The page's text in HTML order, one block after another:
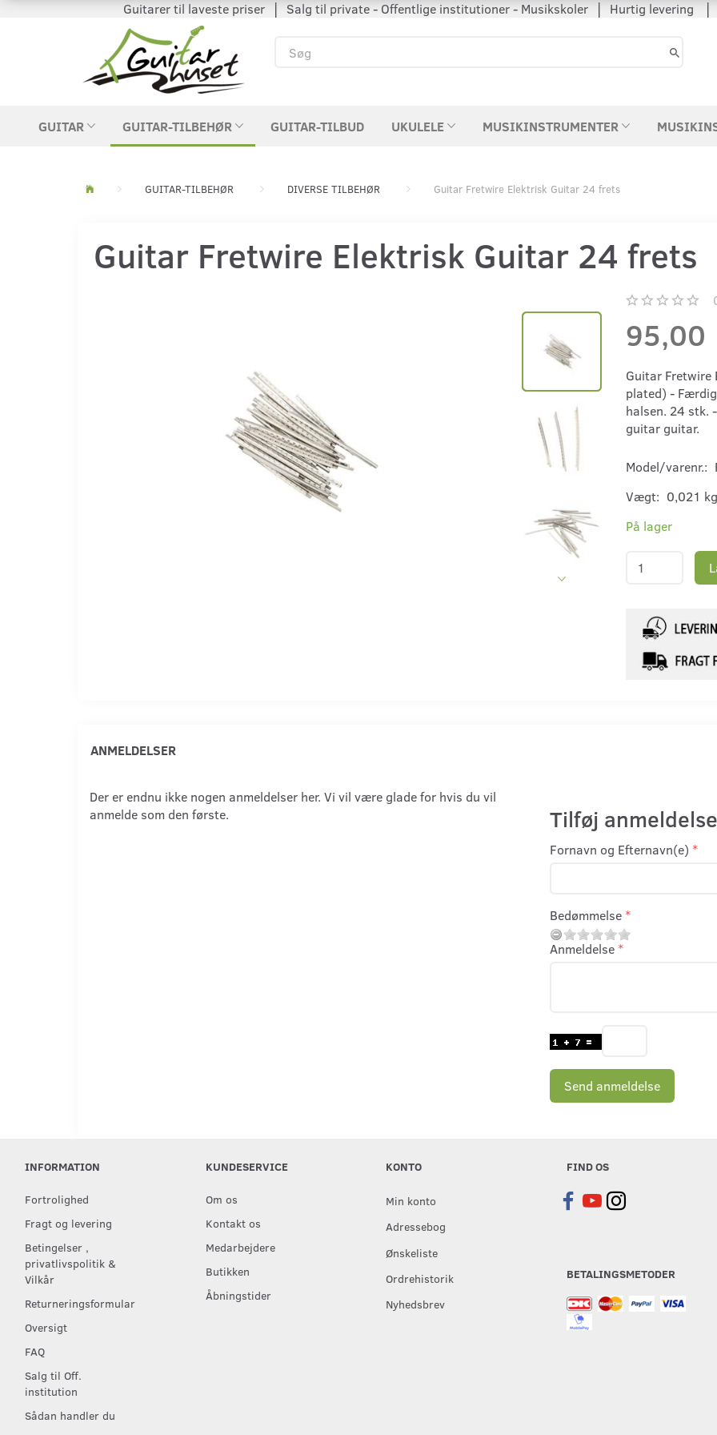
Guitarer til laveste priser │ Salg til private - Offentlige institutioner - Musikskoler │ Hurtig levering │
GUITAR GUITAR-TILBEHØR GUITAR-TILBUD UKULELE MUSIKINSTRUMENTER
GUITAR-TILBEHØR DIVERSE TILBEHØR Guitar Fretwire Elektrisk Guitar 24 frets
Guitar Fretwire Elektrisk Guitar 24 frets
95,00
Guitar Fretwire
plated) -
halsen. 24 stk.
guitar guitar.
Model/varenr.:
Vægt: 0,021 kg
På lager
ANMELDELSER
Der er endnu ikke nogen anmeldelser her. Vi vil være glade for hvis du vil
anmelde som den første.
Tilføj
Fornavn og Efternavn(e)
Bedømmelse
Anmeldelse
Send anmeldelse
INFORMATION
Fortrolighed
Fragt og levering
Betingelser ,
privatlivspolitik &
Vilkår
Returneringsformular
Oversigt
FAQ
Salg til Off.
institution
Sådan handler du
KUNDESERVICE
Om os
Kontakt os
Medarbejdere
Butikken
Åbningstider
KONTO
Min konto
Adressebog
Ønskeliste
Ordrehistorik
Nyhedsbrev
FIND OS
BETALINGSMETODER